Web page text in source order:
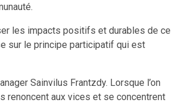
les impacts positifs et durables de ce
sur le principe participatif qui est
Sainvilus Frantzdy. Lorsque l’on
renoncent aux vices et se concentrent